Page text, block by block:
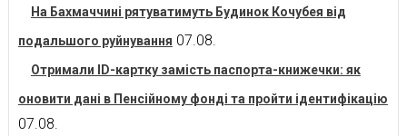
На Бахмаччині рятуватимуть Будинок Кочубея від
подальшого руйнування 07.08.
Отримали ID-картку замість паспорта-книжечки: як
оновити дані в Пенсійному фонді та пройти ідентифікацію
07.08.